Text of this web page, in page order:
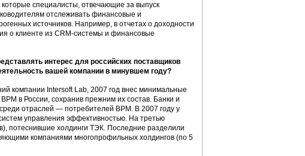
специалисты, отвечающие за выпуск
отслеживать финансовые и
источников. Например, в отчетах о доходности
о клиенте из CRM-системы и финансовые
интерес для российских поставщиков
вашей компании в минувшем году?
компании Intersoft Lab, 2007 год внес минимальные
в России, сохранив прежним их состав. Банки и
отраслей — потребителей ВРМ. В 2007 году у
управления эффективностью. На третью
потеснившие холдинги ТЭК. Последние разделили
компаниями многопрофильных холдингов (по 5